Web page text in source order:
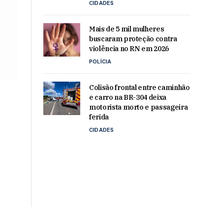
CIDADES
Mais de 5 mil mulheres
buscaram proteção contra
violência no RN em 2026
POLÍCIA
Colisão frontal entre caminhão
e carro na BR-304 deixa
motorista morto e passageira
ferida
CIDADES